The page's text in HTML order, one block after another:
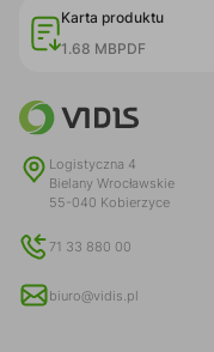
Karta produktu
1.68 MBPDF
Logistyczna 4
Bielany Wrocławskie
55-040 Kobierzyce
71 33 880 00
biuro@vidis.pl